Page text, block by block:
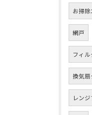
お掃
網戸
フィ
換気扇
レン